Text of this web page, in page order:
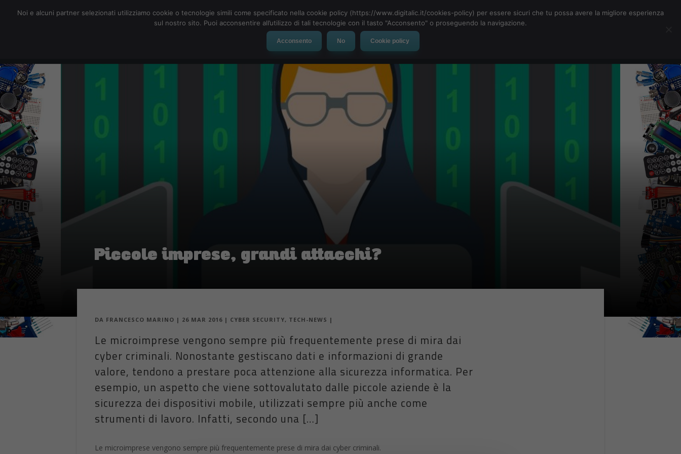
Social Network App Automotive Tech-News
Piccole imprese, grandi attacchi?
DA FRANCESCO MARINO | 26 MAR 2016 | CYBER SECURITY, TECH-NEWS |
Le microimprese vengono sempre più frequentemente prese di mira dai
cyber criminali. Nonostante gestiscano dati e informazioni di grande
valore, tendono a prestare poca attenzione alla sicurezza informatica. Per
esempio, un aspetto che viene sottovalutato dalle piccole aziende è la
sicurezza dei dispositivi mobile, utilizzati sempre più anche come
strumenti di lavoro. Infatti, secondo una […]
Le microimprese vengono sempre più frequentemente prese di mira dai cyber criminali.
Noi e alcuni partner selezionati utilizziamo cookie o tecnologie simili come specificato nella cookie policy (https://www.digitalic.it/cookies-policy) per essere sicuri che tu possa avere la migliore esperienza
sul nostro sito. Puoi acconsentire all’utilizzo di tali tecnologie con il tasto "Acconsento" o proseguendo la navigazione.
Acconsento No Cookie policy